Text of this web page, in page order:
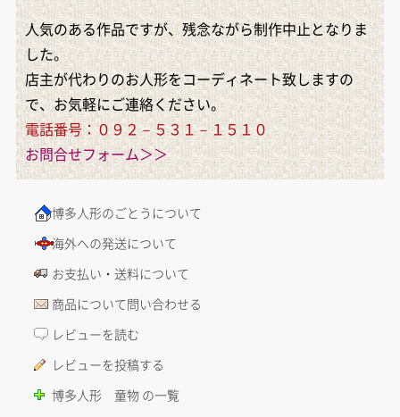
人気のある作品ですが、残念ながら制作中止となりま
した。
店主が代わりのお人形をコーディネート致しますの
で、お気軽にご連絡ください。
電話番号：０９２－５３１－１５１０
お問合せフォーム＞＞
博多人形のごとうについて
海外への発送について
お支払い・送料について
商品について問い合わせる
レビューを読む
レビューを投稿する
博多人形 童物 の一覧